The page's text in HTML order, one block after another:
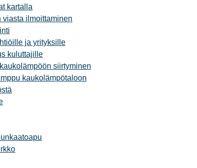
kartalla
viasta ilmoittaminen
ja yrityksille
kuluttajille
siirtyminen
kaukolämpötaloon